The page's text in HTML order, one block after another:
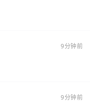
9分钟前
9分钟前